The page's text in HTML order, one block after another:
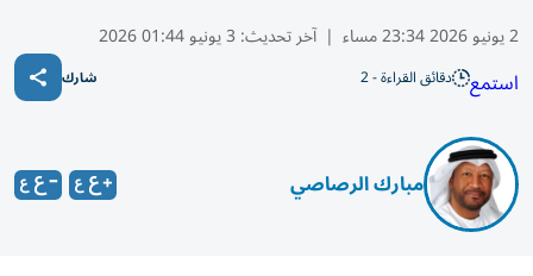
2 يونيو 2026 23:34 مساء | آخر تحديث: 3 يونيو 01:44 2026
استمع دقائق القراءة - 2 شارك
مبارك الرصاصي